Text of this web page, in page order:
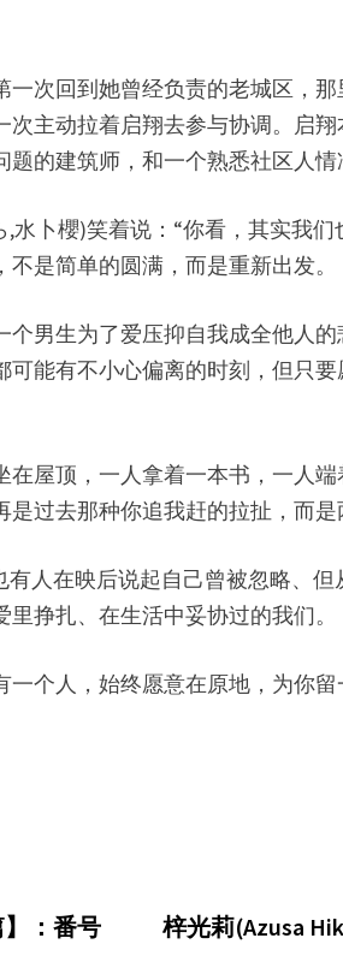
次回到她曾经负责的老城区，
主动拉着启翔去参与协调。启
的建筑师，和一个熟悉社区人
水卜櫻)笑着说：“你看，其实我
是简单的圆满，而是重新出发。
男生为了爱压抑自我成全他人
能有不小心偏离的时刻，但只
屋顶，一人拿着一本书，一人
过去那种你追我赶的拉扯，而是
人在映后说起自己曾被忽略、
挣扎、在生活中妥协过的我们。
个人，始终愿意在原地，为你留
：番号
梓光莉(Azusa